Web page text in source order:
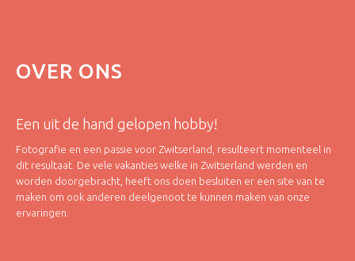
OVER ONS
Een uit de hand gelopen hobby!
Fotografie en een passie voor Zwitserland, resulteert momenteel in
dit resultaat. De vele vakanties welke in Zwitserland werden en
worden doorgebracht, heeft ons doen besluiten er een site van te
maken om ook anderen deelgenoot te kunnen maken van onze
ervaringen.